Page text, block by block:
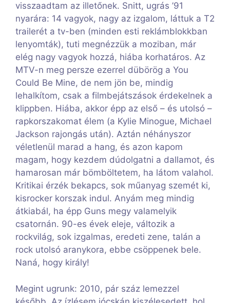
visszaadtam az illetőnek. Snitt, ugrás ’91
nyarára: 14 vagyok, nagy az izgalom, láttuk a T2
trailerét a tv-ben (minden esti reklámblokkban
lenyomták), tuti megnézzük a moziban, már
elég nagy vagyok hozzá, hiába korhatáros. Az
MTV-n meg persze ezerrel dübörög a You
Could Be Mine, de nem jön be, mindig
lehalkítom, csak a filmbejátszások érdekelnek a
klippben. Hiába, akkor épp az első – és utolsó –
rapkorszakomat élem (a Kylie Minogue, Michael
Jackson rajongás után). Aztán néhányszor
véletlenül marad a hang, és azon kapom
magam, hogy kezdem dúdolgatni a dallamot, és
hamarosan már bömböltetem, ha látom valahol.
Kritikai érzék bekapcs, sok műanyag szemét ki,
kisrocker korszak indul. Anyám meg mindig
átkiabál, ha épp Guns megy valamelyik
csatornán. 90-es évek eleje, változik a
rockvilág, sok izgalmas, eredeti zene, talán a
rock utolsó aranykora, ebbe csöppenek bele.
Naná, hogy király!
Megint ugrunk: 2010, pár száz lemezzel